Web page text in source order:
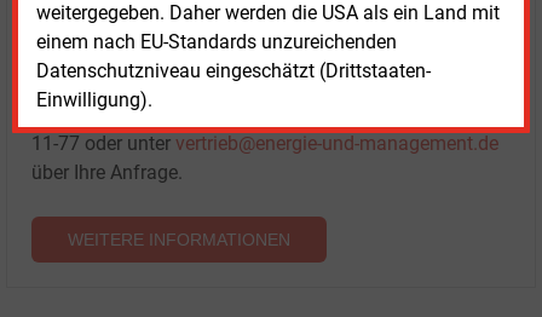
weitergegeben. Daher werden die USA als ein Land mit
einem nach EU-Standards unzureichenden
Datenschutzniveau eingeschätzt (Drittstaaten-
Einwilligung).
Sprechen Sie uns an, wenn Sie Fragen zur Nutzung von
E&M-Inhalten oder den verschiedenen Abonnement-
Paketen haben.
Das E&M-Vertriebsteam freut sich unter Tel. 08152 / 93
11-77 oder unter vertrieb@energie-und-management.de
über Ihre Anfrage.
WEITERE INFORMATIONEN